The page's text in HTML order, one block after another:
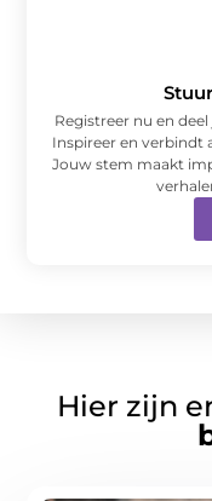
Registreer nu en
Inspireer en verbindt
Jouw stem maakt
Hier zijn